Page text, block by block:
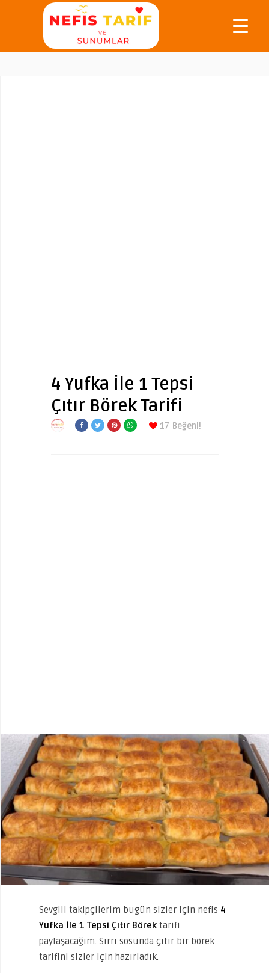
4 Yufka İle 1 Tepsi
Çıtır Börek Tarifi
17 Beğeni!
Sevgili takipçilerim bugün sizler için nefis 4
Yufka İle 1 Tepsi Çıtır Börektarifi
paylaşacağım. Sırrı sosunda çıtır bir börek
tarifini sizler için hazırladık.